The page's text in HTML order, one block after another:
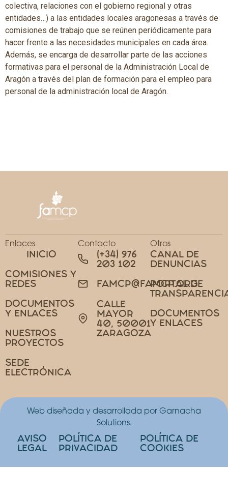
colectiva, relaciones con el gobierno regional y otras
entidades…) a las entidades locales aragonesas a través de
comisiones de trabajo que se reúnen periódicamente para
hacer frente a las necesidades municipales en cada área.
Además, se encarga de desarrollar parte de las acciones
formativas para el personal de la Administración Local de
Aragón a través del plan de formación para el empleo para
personal de la administración local de Aragón.
Enlaces
INICIO
COMISIONES Y
REDES
DOCUMENTOS
Y ENLACES
NUESTROS
PROYECTOS
SEDE
ELECTRÓNICA
Contacto
(+34) 976
203 102
FAMCP@FAMCP.ORG
CALLE
MAYOR
40, 50001
ZARAGOZA
Otros
CANAL DE
DENUNCIAS
PORTAL DE
DOCUMENTOS
Y ENLACES
Web diseñada y desarrollada por Garnacha
Solutions.
AVISO
LEGAL
POLÍTICA DE
PRIVACIDAD
POLÍTICA DE
COOKIES